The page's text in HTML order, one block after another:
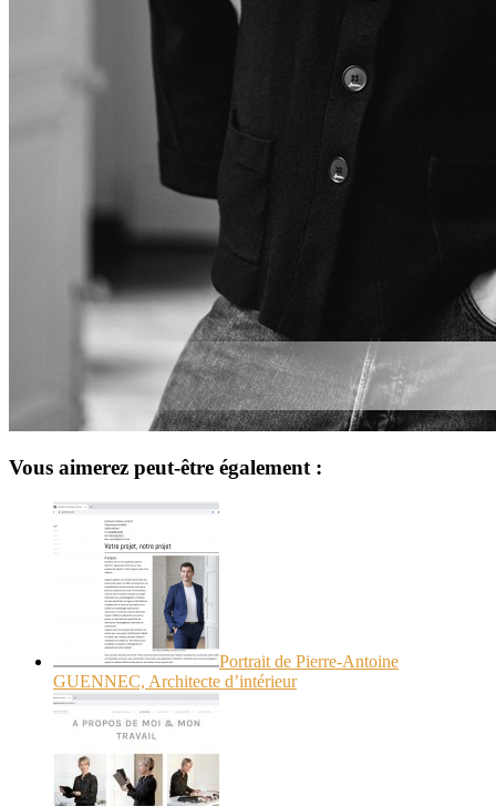
Vous aimerez peut-être également :
Portrait de Pierre-Antoine
GUENNEC, Architecte d’intérieur